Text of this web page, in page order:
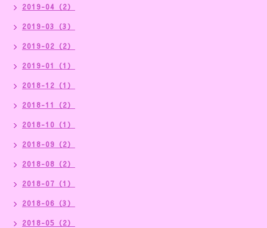
2019-04（2）
2019-03（3）
2019-02（2）
2019-01（1）
2018-12（1）
2018-11（2）
2018-10（1）
2018-09（2）
2018-08（2）
2018-07（1）
2018-06（3）
2018-05（2）